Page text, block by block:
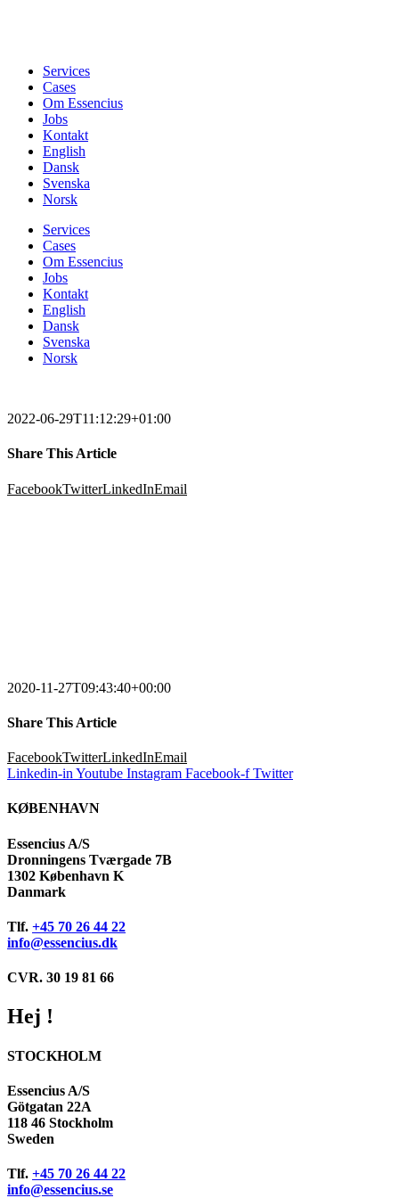
Services
Cases
Om Essencius
Jobs
Kontakt
English
Dansk
Svenska
Norsk
Services
Cases
Om Essencius
Jobs
Kontakt
English
Dansk
Svenska
Norsk
2022-06-29T11:12:29+01:00
Share This Article
FacebookTwitterLinkedInEmail
2020-11-27T09:43:40+00:00
Share This Article
FacebookTwitterLinkedInEmail
Linkedin-in Youtube Instagram Facebook-f Twitter
KØBENHAVN
Essencius A/S
Dronningens Tværgade 7B
1302 København K
Danmark
Tlf. +45 70 26 44 22
info@essencius.dk
CVR. 30 19 81 66
Hej !
STOCKHOLM
Essencius A/S
Götgatan 22A
118 46 Stockholm
Sweden
Tlf. +45 70 26 44 22
info@essencius.se